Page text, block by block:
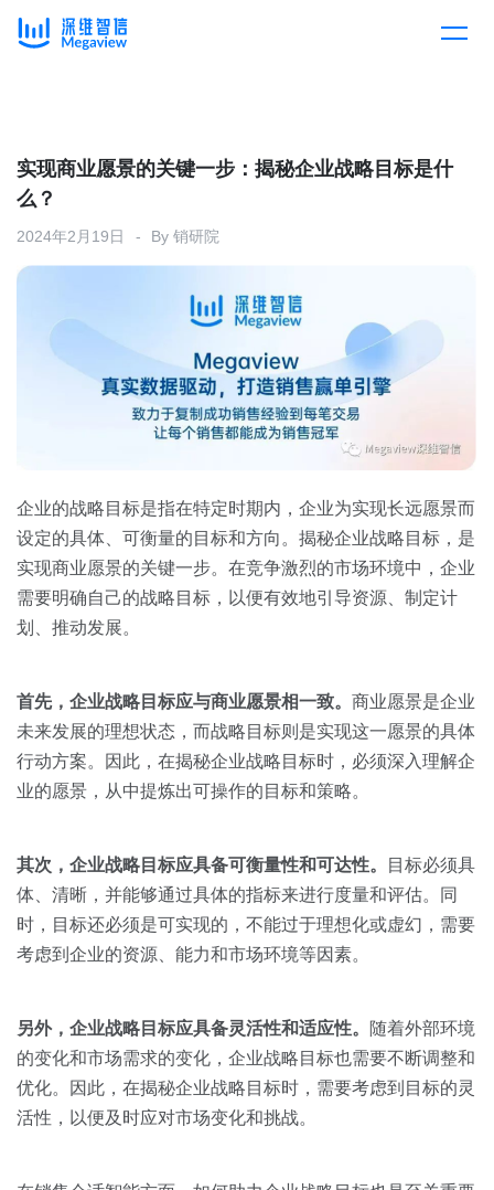
产品总览
产品集成
解决方案
按行业
教育
房地产
金融
按角色
销售人员
销售管理
交易跟进
培训辅导
客户案例
定价
资源中心
全部
白皮书
关于我们
预约演示
实现商业愿景的关键一步：揭秘企业战略目标是什
么？
2024年2月19日 By 销研院
企业的战略目标是指在特定时期内，企业为实现长远愿景而
设定的具体、可衡量的目标和方向。揭秘企业战略目标，是
实现商业愿景的关键一步。在竞争激烈的市场环境中，企业
需要明确自己的战略目标，以便有效地引导资源、制定计
划、推动发展。
首先，企业战略目标应与商业愿景相一致。 商业愿景是企业
未来发展的理想状态，而战略目标则是实现这一愿景的具体
行动方案。因此，在揭秘企业战略目标时，必须深入理解企
业的愿景，从中提炼出可操作的目标和策略。
其次，企业战略目标应具备可衡量性和可达性。
目标必须具
体、清晰，并能够通过具体的指标来进行度量和评估。同
时，目标还必须是可实现的，不能过于理想化或虚幻，需要
考虑到企业的资源、能力和市场环境等因素。
另外，企业战略目标应具备灵活性和适应性。
随着外部环境
的变化和市场需求的变化，企业战略目标也需要不断调整和
优化。因此，在揭秘企业战略目标时，需要考虑到目标的灵
活性，以便及时应对市场变化和挑战。